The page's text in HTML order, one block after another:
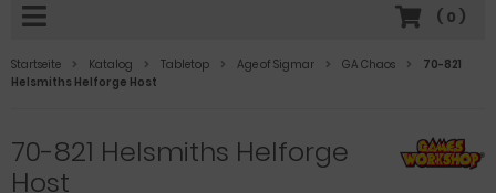
( 0 )
Startseite Katalog Tabletop Age of Sigmar GA Chaos
70-821
Helsmiths Helforge Host
70-821 Helsmiths Helforge
Host